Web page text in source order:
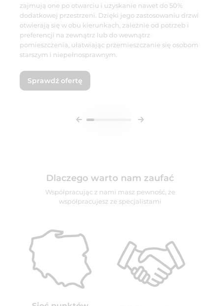
zajmują one po otwarciu i uzyskanie nawet do 50%
dodatkowej przestrzeni. Dzięki jego zastosowaniu drzwi
otwierają się w obu kierunkach, zależnie od potrzeb i
preferencji na zewnątrz lub do wewnątrz
pomieszczenia, ułatwiając przemieszczanie się osobom
starszym i niepełnosprawnym.
Sprawdź ofertę
Dlaczego warto nam zaufać
Współpracując z nami masz pewność, że
współpracujesz ze specjalistami